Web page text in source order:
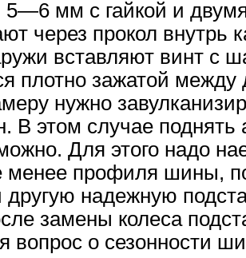
мм с гайкой и
через прокол
вставляют винт с
плотно зажатой
нужно
В этом случае
Для этого надо
менее профиля шины,
надежную
замены колеса
вопрос о сезонности